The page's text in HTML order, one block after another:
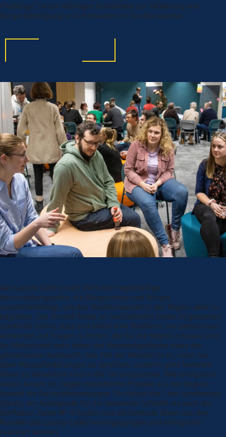
Challenge“ ist ein wichtiges Instrument zur Förderung von
Bürgerbeteiligung und Innovation im Strukturwandel.
Das Lausitz Café ist seit 2023 eine regelmäßige
Veranstaltungsreihe, die Bürgerinnen und Bürger
zusammenbringt, um den Strukturwandel in der Region aktiv zu
begleiten. Das Format findet an wechselnden Orten im gesamten
Landkreis Görlitz statt und bietet eine Plattform, um gemeinsam
Antworten auf Fragen zu finden, die für die Region relevant sind.
Im Mittelpunkt steht dabei der Netzwerkgedanke sowie der
gemeinsame Austausch. Das Ziel der Abende ist es, nicht nur
über Herausforderungen zu sprechen, sondern ganz konkrete
Ideen zu entwickeln und in die Tat umzusetzen. Wie erfolgreich
dieser Ansatz ist, zeigen bestehende Projekte aus der Region:
Sowohl die Fachkräftekampagne "Du fehlst hier" des Landkreises
Görlitz, ein Audioguide für die Gemeinde Schleife als auch der
Dorfladen „Tante M“ in Oybin sind als konkrete Ideen aus den
Runden des Lausitz Cafés hervorgegangen und erfolgreich
realisiert worden.